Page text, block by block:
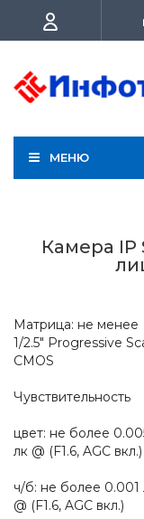
МЕНЮ
Камера IP
Матрица: не менее
1/2.5" Progressive
CMOS
Чувствительность
цвет: не более
лк @ (F1.6, AGC вкл.)
ч/б: не более 0.001
@ (F1.6, AGC вкл.)